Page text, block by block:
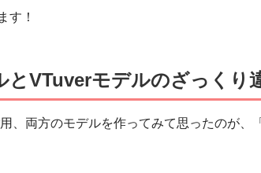
す！
とVTuverモデルのざっくり
、両方のモデルを作ってみて思ったのが、